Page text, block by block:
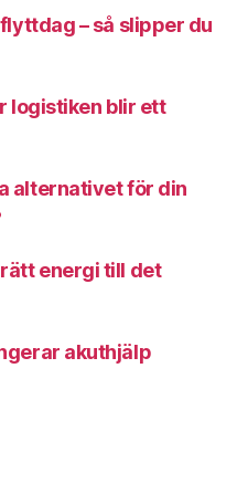
– så slipper du
logistiken blir ett
alternativet för din
energi till det
akuthjälp